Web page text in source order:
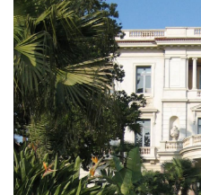
Alle steden
Phoenix